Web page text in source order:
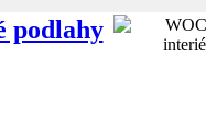
podlahy